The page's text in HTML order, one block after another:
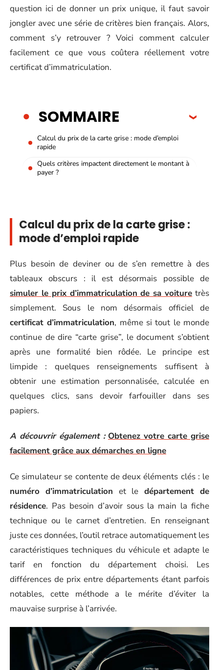
question ici de donner un prix unique, il faut savoir
jongler avec une série de critères bien français. Alors,
comment s’y retrouver ? Voici comment calculer
facilement ce que vous coûtera réellement votre
certificat d’immatriculation.
SOMMAIRE
Calcul du prix de la carte grise : mode d’emploi
rapide
Quels critères impactent directement le montant à
payer ?
Calcul du prix de la carte grise :
mode d’emploi rapide
Plus besoin de deviner ou de s’en remettre à des
tableaux obscurs : il est désormais possible de
simuler le prix d’immatriculation de sa voiture très
simplement. Sous le nom désormais officiel de
certificat d’immatriculation, même si tout le monde
continue de dire “carte grise”, le document s’obtient
après une formalité bien rôdée. Le principe est
limpide : quelques renseignements suffisent à
obtenir une estimation personnalisée, calculée en
quelques clics, sans devoir farfouiller dans ses
papiers.
A découvrir également : Obtenez votre carte grise
facilement grâce aux démarches en ligne
Ce simulateur se contente de deux éléments clés : le
numéro d’immatriculation et le département de
résidence. Pas besoin d’avoir sous la main la fiche
technique ou le carnet d’entretien. En renseignant
juste ces données, l’outil retrace automatiquement les
caractéristiques techniques du véhicule et adapte le
tarif en fonction du département choisi. Les
différences de prix entre départements étant parfois
notables, cette méthode a le mérite d’éviter la
mauvaise surprise à l’arrivée.